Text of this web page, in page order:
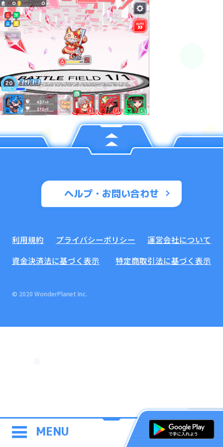
MENU
ヘルプ・お問い合わせ
利用規約 プライバシーポリシー
運営会社について
資金決済法に基づく表示
特定商取引法に基づく表示
© 2020 WonderPlanet Inc.